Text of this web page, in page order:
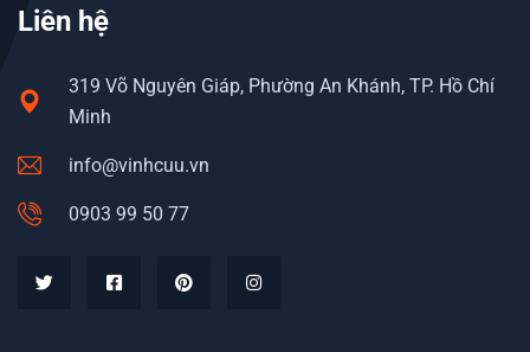
Liên hệ
319 Võ Nguyên Giáp, Phường An Khánh, TP. Hồ Chí
Minh
info@vinhcuu.vn
0903 99 50 77